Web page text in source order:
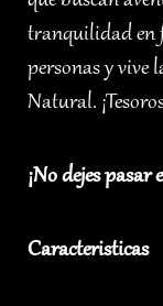
tranquilidad en
personas y vive
Natural.
¡No dejes pasar
Caracteristicas